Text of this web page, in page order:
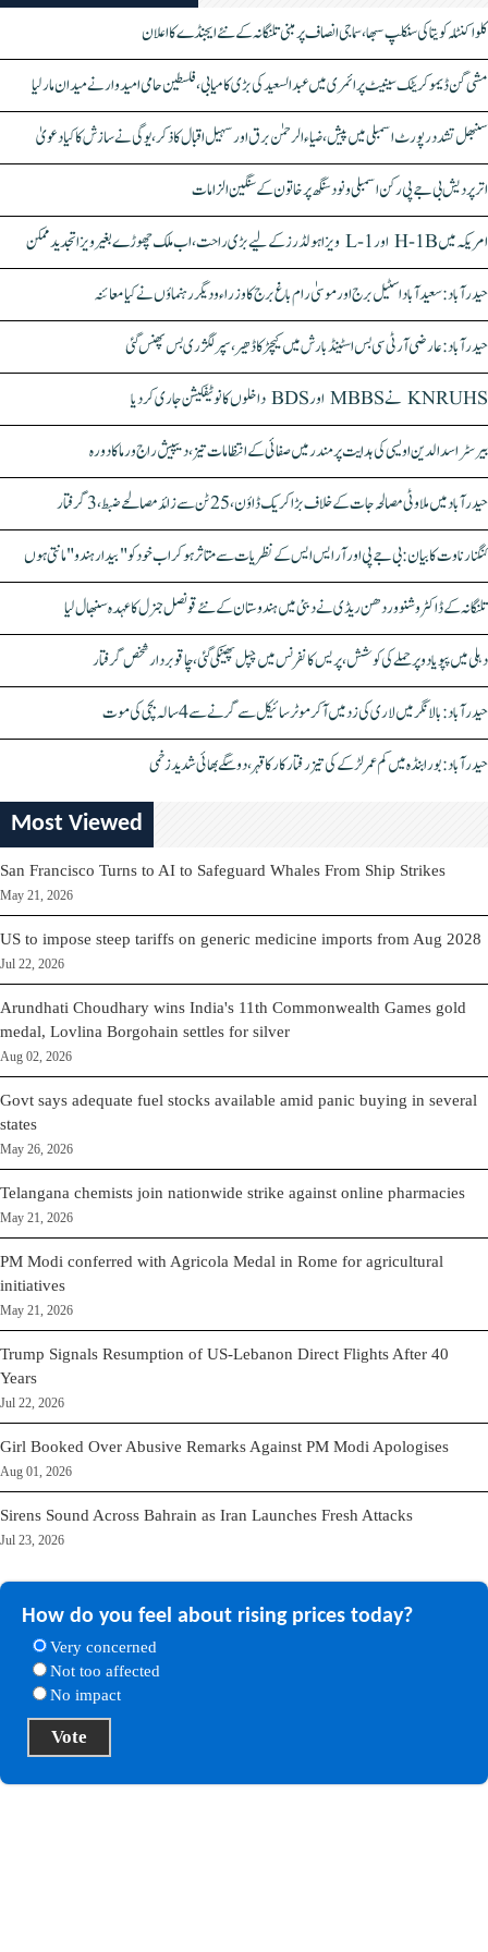
کلواکنٹلہ کویتا کی سنکلپ سبھا، سماجی انصاف پر مبنی تلنگانہ کے نئے ایجنڈے کا اعلان
مشی گن ڈیموکریٹک سینیٹ پرائمری میں عبدالسعید کی بڑی کامیابی، فلسطین حامی امیدوار نے میدان مار لیا
سنبھل تشدد رپورٹ اسمبلی میں پیش، ضیاء الرحمٰن برق اور سہیل اقبال کا ذکر، یوگی نے سازش کا کیا دعویٰ
اتر پردیش بی جے پی رکن اسمبلی ونود سنگھ پر خاتون کے سنگین الزامات
امریکہ میں H-1B اور L-1 ویزا ہولڈرز کے لیے بڑی راحت، اب ملک چھوڑے بغیر ویزا تجدید ممکن
حیدرآباد: سعیدآباد اسٹیل برج اور موسیٰ رام باغ برج کا وزراء و دیگر رہنماؤں نے کیا معائنہ
حیدرآباد: عارضی آر ٹی سی بس اسٹینڈ بارش میں کیچڑ کا ڈھیر، سپر لگژری بس پھنس گئی
KNRUHS نے MBBS اور BDS داخلوں کا نوٹیفکیشن جاری کر دیا
بیرسٹر اسدالدین اویسی کی ہدایت پر مندر میں صفائی کے انتظامات تیز، دیپیش راج ورما کا دورہ
حیدرآباد میں ملاوٹی مصالحہ جات کے خلاف بڑا کریک ڈاؤن، 25 ٹن سے زائد مصالحے ضبط، 3 گرفتار
کنگنا رناوت کا بیان: بی جے پی اور آر ایس ایس کے نظریات سے متاثر ہو کر اب خود کو "بیدار ہندو" مانتی ہوں
تلنگانہ کے ڈاکٹر وشنو وردھن ریڈی نے دبئی میں ہندوستان کے نئے قونصل جنرل کا عہدہ سنبھال لیا
دہلی میں پپو یادو پر حملے کی کوشش، پریس کانفرنس میں چپل پھینکی گئی، چاقو بردار شخص گرفتار
حیدرآباد: بالا نگر میں لاری کی زد میں آکر موٹرسائیکل سے گرنے سے 4 سالہ بچی کی موت
حیدرآباد: بورابنڈہ میں کم عمر لڑکے کی تیز رفتار کار کا قہر، دو سگے بھائی شدید زخمی
Most Viewed
San Francisco Turns to AI to Safeguard Whales From Ship Strikes
May 21, 2026
US to impose steep tariffs on generic medicine imports from Aug 2028
Jul 22, 2026
Arundhati Choudhary wins India's 11th Commonwealth Games gold
medal, Lovlina Borgohain settles for silver
Aug 02, 2026
Govt says adequate fuel stocks available amid panic buying in several
states
May 26, 2026
Telangana chemists join nationwide strike against online pharmacies
May 21, 2026
PM Modi conferred with Agricola Medal in Rome for agricultural
initiatives
May 21, 2026
Trump Signals Resumption of US-Lebanon Direct Flights After 40
Years
Jul 22, 2026
Girl Booked Over Abusive Remarks Against PM Modi Apologises
Aug 01, 2026
Sirens Sound Across Bahrain as Iran Launches Fresh Attacks
Jul 23, 2026
How do you feel about rising prices today?
Very concerned
Not too affected
No impact